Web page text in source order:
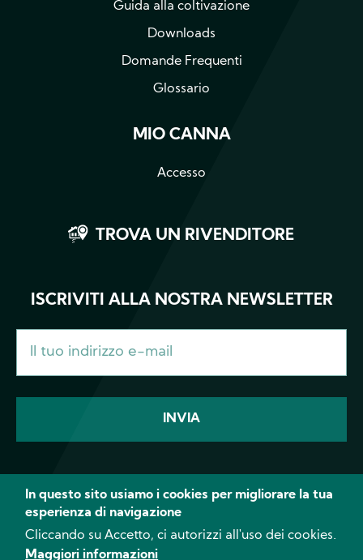
Guida alla coltivazione
Downloads
Domande Frequenti
Glossario
MIO CANNA
Accesso
TROVA UN RIVENDITORE
ISCRIVITI ALLA NOSTRA NEWSLETTER
Facebook
In questo sito usiamo i cookies per migliorare la tua
esperienza di navigazione
Cliccando su Accetto, ci autorizzi all'uso dei cookies.
Maggiori informazioni